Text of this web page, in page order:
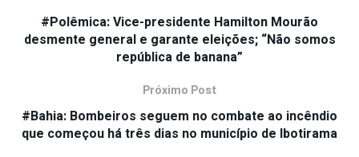
#Polêmica: Vice-presidente Hamilton Mourão
desmente general e garante eleições; “Não somos
república de banana”
Próximo Post
#Bahia: Bombeiros seguem no combate ao incêndio
que começou há três dias no município de Ibotirama